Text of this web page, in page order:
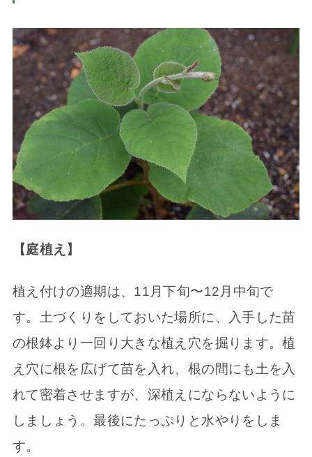
【庭植え】
植え付けの適期は、11月下旬〜12月中旬で
す。土づくりをしておいた場所に、入手した苗
の根鉢より一回り大きな植え穴を掘ります。植
え穴に根を広げて苗を入れ、根の間にも土を入
れて密着させますが、深植えにならないように
しましょう。最後にたっぷりと水やりをしま
す。